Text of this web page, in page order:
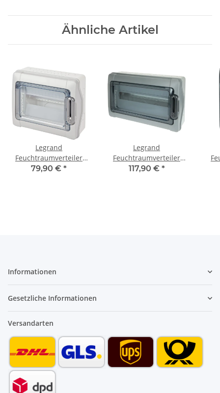
Ähnliche Artikel
Legrand
Feuchtraumverteiler
Aufputz 1 x 12 TE
79,90 € *
Legrand
Feuchtraumverteiler
Aufputz 1 x 18 TE
117,90 € *
Informationen
Gesetzliche Informationen
Versandarten